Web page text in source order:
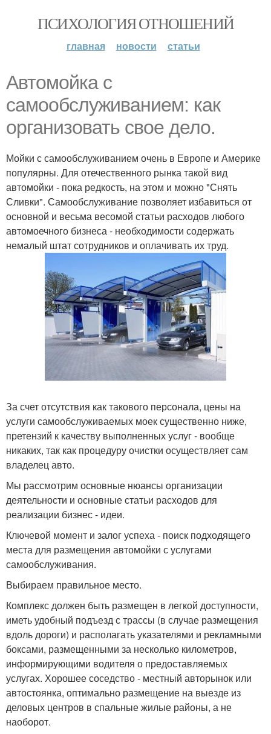
ПСИХОЛОГИЯ ОТНОШЕНИЙ
главная новости статьи
Автомойка с
самообслуживанием: как
организовать свое дело.
Мойки с самообслуживанием очень в Европе и Америке
популярны. Для отечественного рынка такой вид
автомойки - пока редкость, на этом и можно "Снять
Сливки". Самообслуживание позволяет избавиться от
основной и весьма весомой статьи расходов любого
автомоечного бизнеса - необходимости содержать
немалый штат сотрудников и оплачивать их труд.
За счет отсутствия как такового персонала, цены на
услуги самообслуживаемых моек существенно ниже,
претензий к качеству выполненных услуг - вообще
никаких, так как процедуру очистки осуществляет сам
владелец авто.
Мы рассмотрим основные нюансы организации
деятельности и основные статьи расходов для
реализации бизнес - идеи.
Ключевой момент и залог успеха - поиск подходящего
места для размещения автомойки с услугами
самообслуживания.
Выбираем правильное место.
Комплекс должен быть размещен в легкой доступности,
иметь удобный подъезд с трассы (в случае размещения
вдоль дороги) и располагать указателями и рекламными
боксами, размещенными за несколько километров,
информирующими водителя о предоставляемых
услугах. Хорошее соседство - местный авторынок или
автостоянка, оптимально размещение на выезде из
деловых центров в спальные жилые районы, а не
наоборот.